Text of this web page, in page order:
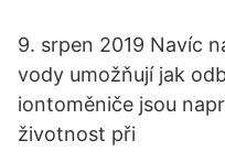
9. srpen 2019 Navíc
vody umožňují jak
iontoměniče jsou
životnost při